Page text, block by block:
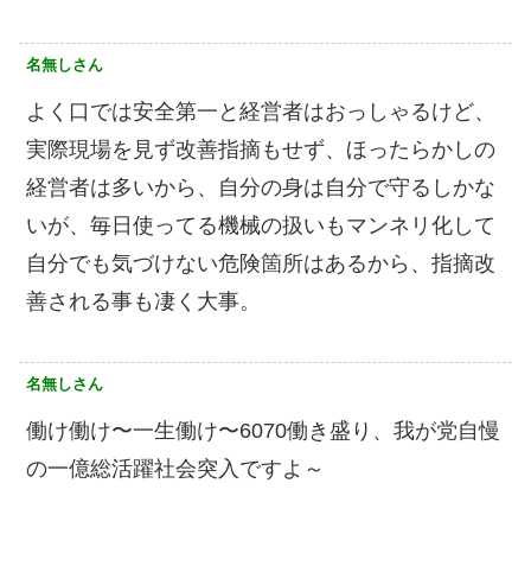
名無しさん
よく口では安全第一と経営者はおっしゃるけど、
実際現場を見ず改善指摘もせず、ほったらかしの
経営者は多いから、自分の身は自分で守るしかな
いが、毎日使ってる機械の扱いもマンネリ化して
自分でも気づけない危険箇所はあるから、指摘改
善される事も凄く大事。
名無しさん
働け働け〜一生働け〜6070働き盛り、我が党自慢
の一億総活躍社会突入ですよ～